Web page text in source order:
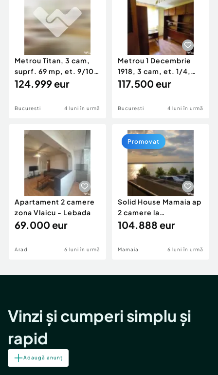
Afaceri și echipamente profesionale
Inchiriere Bunuri si Vehicule
Metrou Titan, 3 cam,
suprf. 69 mp, et. 9/10,
RECENT RENOVAT
124.999 eur
Bucuresti 4 luni în urmă
Metrou 1 Decembrie
1918, 3 cam, et. 1/4,
bloc reabilitat
117.500 eur
Bucuresti 4 luni în urmă
Apartament 2 camere
zona Vlaicu - Lebada
69.000 eur
Arad 6 luni în urmă
Solid House Mamaia ap
2 camere la
cheie,langa Mega
104.888 eur
Mamaia 6 luni în urmă
Promovat
Vinzi și cumperi simplu și
rapid
Adaugă anunț